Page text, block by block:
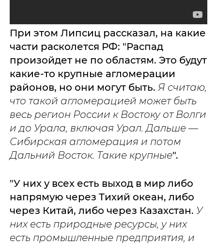
При этом Липсиц рассказал, на какие
части расколется РФ: "Распад
произойдет не по областям. Это будут
какие-то крупные агломерации
районов, но они могут быть. Я считаю,
что такой агломерацией может быть
весь регион России к Востоку от Волги
и до Урала, включая Урал. Дальше —
Сибирская агломерация и потом
Дальний Восток. Такие крупные".
"У них у всех есть выход в мир либо
напрямую через Тихий океан, либо
через Китай, либо через Казахстан. У
них есть природные ресурсы, у них
есть промышленные предприятия, и